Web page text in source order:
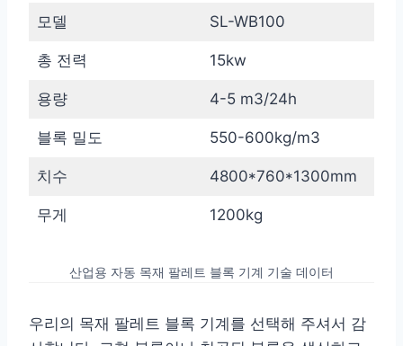
모델 SL-WB100
총 전력 15kw
용량 4-5 m3/24h
블록 밀도 550-600kg/m3
치수 4800*760*1300mm
무게 1200kg
산업용 자동 목재 팔레트 블록 기계 기술 데이터
우리의 목재 팔레트 블록 기계를 선택해 주셔서 감